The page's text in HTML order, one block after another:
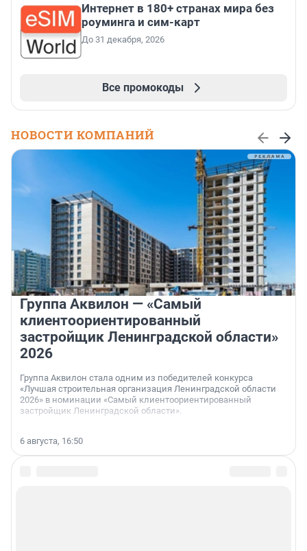
Интернет в 180+ странах мира без
роуминга и сим-карт
До 31 декабря, 2026
Все промокоды
НОВОСТИ КОМПАНИЙ
Группа Аквилон — «Самый
клиентоориентированный
застройщик Ленинградской области»
2026
Группа Аквилон стала одним из победителей конкурса
«Лучшая строительная организация Ленинградской области
2026» в номинации «Самый клиентоориентированный
застройщик Ленинградской области».
6 августа, 16:50